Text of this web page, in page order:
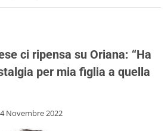
ci ripensa su Oriana: “Ha
per mia figlia a quella
Novembre 2022